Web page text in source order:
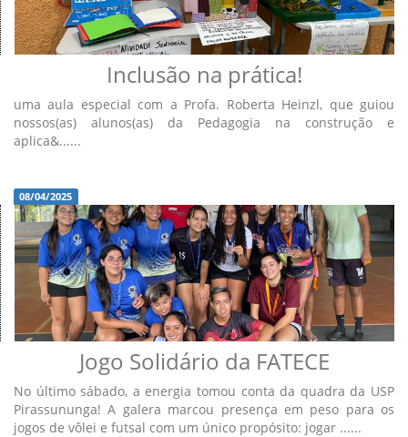
Inclusão na prática!
uma aula especial com a Profa. Roberta Heinzl, que guiou
nossos(as) alunos(as) da Pedagogia na construção e
aplica&......
08/04/2025
Jogo Solidário da FATECE
No último sábado, a energia tomou conta da quadra da USP
Pirassununga! A galera marcou presença em peso para os
jogos de vôlei e futsal com um único propósito: jogar ......